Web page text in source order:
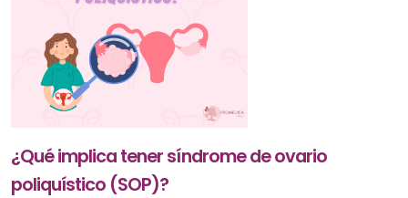
¿Qué implica tener síndrome de ovario
poliquístico (SOP)?